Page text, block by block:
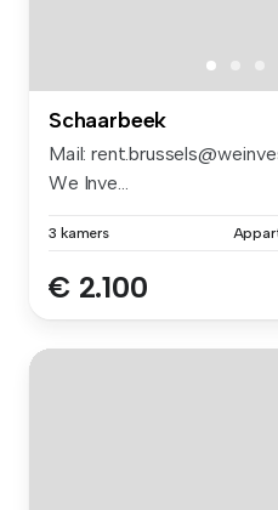
Schaarbeek
Mail:
We Inve...
3 kamers
€ 2.100